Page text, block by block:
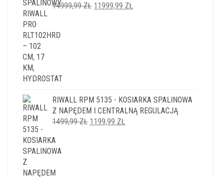
14999,99ZŁ PIERWOTNA
11999,99 ZŁ
RIWALL RPM 5135 - KOSIARKA SPALINOWA
Z NAPĘDEM I CENTRALNĄ REGULACJĄ
1499,99ZŁ PIERWOTNA
1199,99 ZŁ